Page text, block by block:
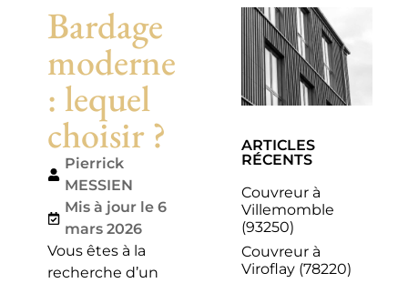
Bardage
moderne
: lequel
choisir ?
Pierrick
MESSIEN
Mis à jour le 6
mars 2026
Vous êtes à la
recherche d’un
ARTICLES
RÉCENTS
Couvreur à
Villemomble
(93250)
Couvreur à
Viroflay (78220)